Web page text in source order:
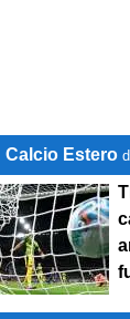
Calcio Estero